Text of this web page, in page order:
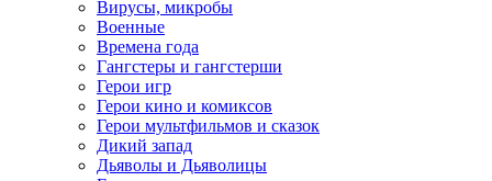
Вирусы, микробы
Военные
Времена года
Гангстеры и гангстерши
Герои игр
Герои кино и комиксов
Герои мультфильмов и сказок
Дикий запад
Дьяволы и Дьяволицы